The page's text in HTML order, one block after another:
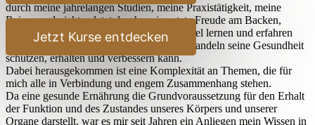
Jetzt Kurse entdecken
durch meine jahrelangen Studien, meine Praxistätigkeit, meine
Reisen und nicht zuletzt durch meine stete Freude am Backen,
Kochen und Ausprobieren habe ich sehr viel lernen und erfahren
dürfen, wie der Mensch durch bewußtes Handeln seine Gesundheit
schützen, erhalten und verbessern kann.
Dabei herausgekommen ist eine Komplexität an Themen, die für
mich alle in Verbindung und engem Zusammenhang stehen.
Da eine gesunde Ernährung die Grundvoraussetzung für den Erhalt
der Funktion und des Zustandes unseres Körpers und unserer
Organe darstellt, war es mir seit Jahren ein Anliegen mein Wissen in